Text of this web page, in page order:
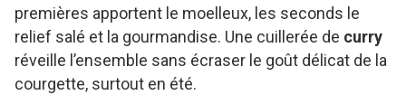
premières apportent le moelleux, les seconds le
relief salé et la gourmandise. Une cuillerée de curry
réveille l’ensemble sans écraser le goût délicat de la
courgette, surtout en été.